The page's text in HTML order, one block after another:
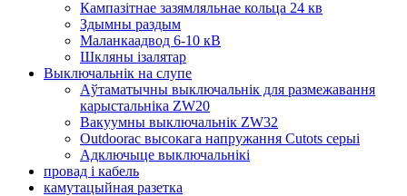
Кампазітнае зазямляльнае кольца 24 кв
Здымны раздым
Маланкаадвод 6-10 кВ
Шкляны ізалятар
Выключальнік на слупе
Аўтаматычны выключальнік для размежавання
карыстальніка ZW20
Вакуумны выключальнік ZW32
Outdoorac высокага напружання Cutots серыі
Адключыце выключальнікі
провад і кабель
камутацыйная разетка